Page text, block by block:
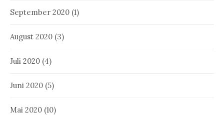
September 2020 (1)
August 2020 (3)
Juli 2020 (4)
Juni 2020 (5)
Mai 2020 (10)